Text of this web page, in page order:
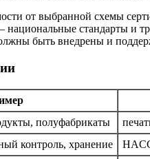
от выбранной схемы
стандарты и
быть внедрены и
полуфабрикаты
контроль, хранение